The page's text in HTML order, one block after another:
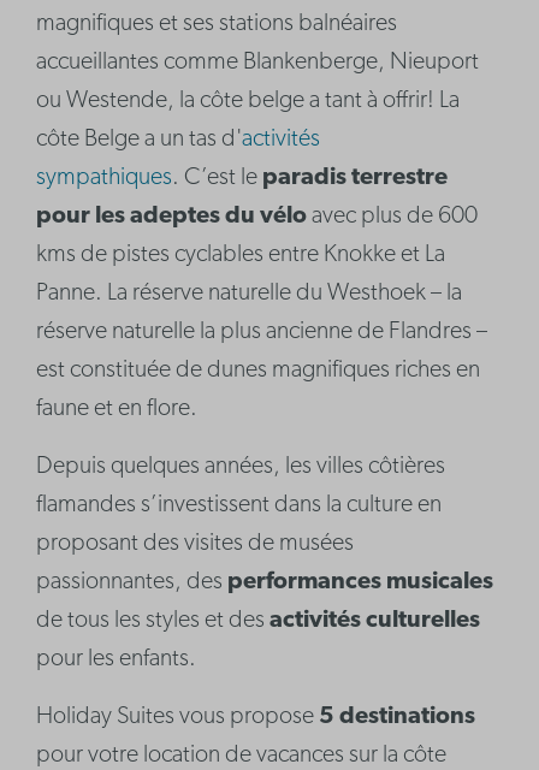
magnifiques et ses stations balnéaires
accueillantes comme Blankenberge, Nieuport
ou Westende, la côte belge a tant à offrir! La
côte Belge a un tas d'activités
sympathiques. C’est le paradis terrestre
pour les adeptes du vélo avec plus de 600
kms de pistes cyclables entre Knokke et La
Panne. La réserve naturelle du Westhoek – la
réserve naturelle la plus ancienne de Flandres –
est constituée de dunes magnifiques riches en
faune et en flore.
Depuis quelques années, les villes côtières
flamandes s’investissent dans la culture en
proposant des visites de musées
passionnantes, des performances musicales
de tous les styles et desactivités culturelles
pour les enfants.
Holiday Suites vous propose 5 destinations
pour votre location de vacances sur la côte